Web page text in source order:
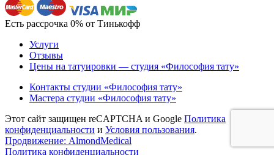
Есть рассрочка 0% от Тинькофф
Услуги
Отзывы
Цены на татуировки — студия «Философия тату»
Контакты студии «Философия тату»
Мастера студии «Философия тату»
Этот сайт защищен reCAPTCHA и Google Политика
конфиденциальности и Условия пользования.
Продвижение: AlmondMedical
Политика конфиденциальности